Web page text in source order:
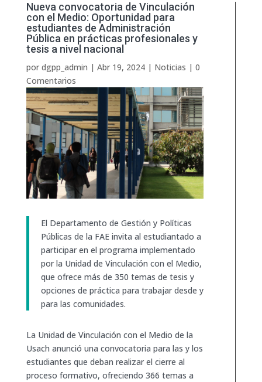
Nueva convocatoria de Vinculación
con el Medio: Oportunidad para
estudiantes de Administración
Pública en prácticas profesionales y
tesis a nivel nacional
por dgpp_admin | Abr 19, 2024| Noticias | 0
Comentarios
El Departamento de Gestión y Políticas
Públicas de la FAE invita al estudiantado a
participar en el programa implementado
por la Unidad de Vinculación con el Medio,
que ofrece más de 350 temas de tesis y
opciones de práctica para trabajar desde y
para las comunidades.
La Unidad de Vinculación con el Medio de la
Usach anunció una convocatoria para las y los
estudiantes que deban realizar el cierre al
proceso formativo, ofreciendo 366 temas a